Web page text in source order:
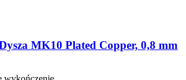
MK10 Plated Copper, 0,8 mm